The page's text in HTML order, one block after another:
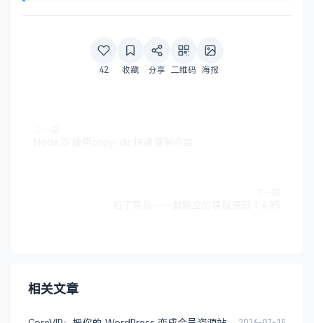
42 收藏 分享 二维码 海报
相关文章